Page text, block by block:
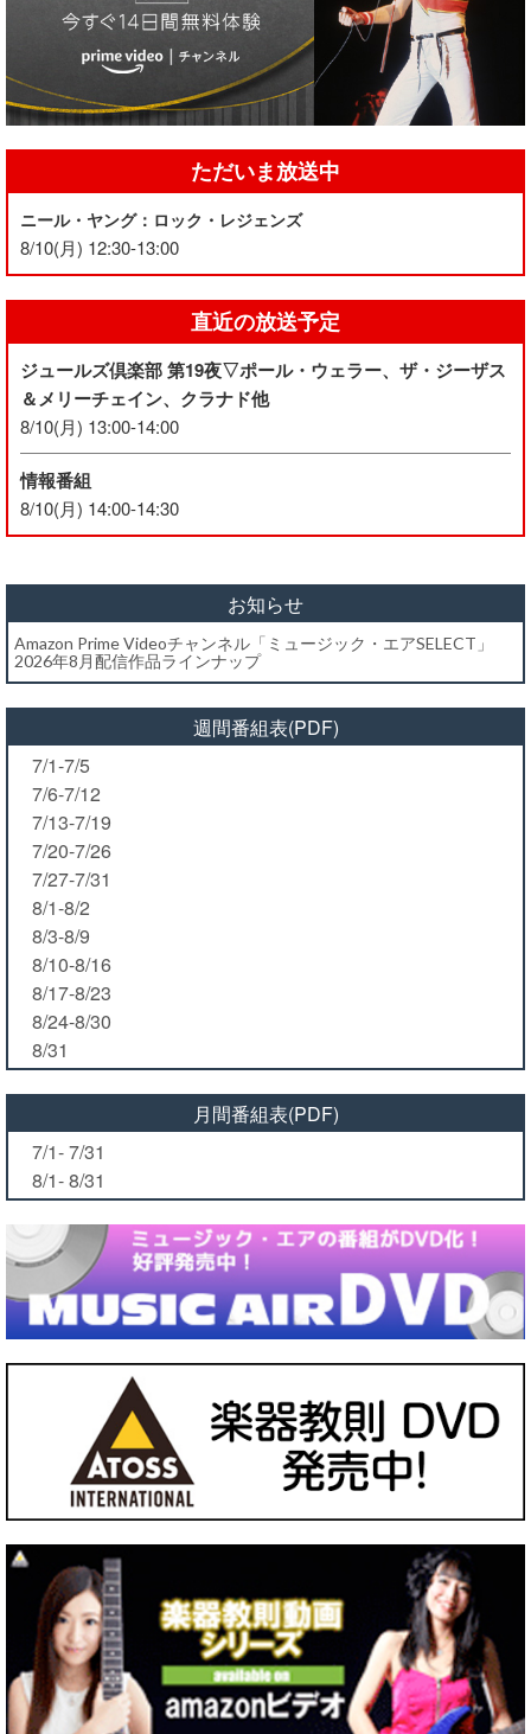
ただいま放送中
ニール・ヤング：ロック・レジェンズ
8/10(月) 12:30-13:00
直近の放送予定
ジュールズ倶楽部 第19夜▽ポール・ウェラー、ザ・ジーザス
＆メリーチェイン、クラナド他
8/10(月) 13:00-14:00
情報番組
8/10(月) 14:00-14:30
お知らせ
Amazon Prime Videoチャンネル「ミュージック・エアSELECT」
2026年8月配信作品ラインナップ
週間番組表(PDF)
7/1-7/5
7/6-7/12
7/13-7/19
7/20-7/26
7/27-7/31
8/1-8/2
8/3-8/9
8/10-8/16
8/17-8/23
8/24-8/30
8/31
月間番組表(PDF)
7/1- 7/31
8/1- 8/31